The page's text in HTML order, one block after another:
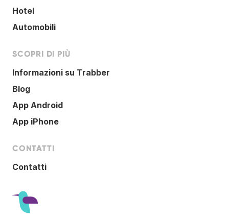
Hotel
Automobili
SCOPRI DI PIÙ
Informazioni su Trabber
Blog
App Android
App iPhone
CONTATTI
Contatti